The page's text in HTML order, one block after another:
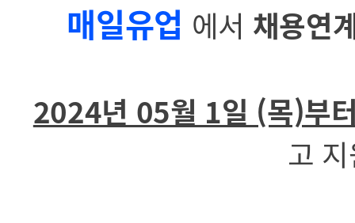
매일유업 에서 채용연
2024년 05월 1일 (목)부
고